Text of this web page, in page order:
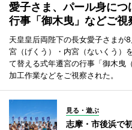
愛子さま、パール身に
行事「御木曳」などご視
天皇皇后両陛下の長女愛子さまが
宮（げくう）・内宮（ないくう）
て替える式年遷宮の行事「御木曳
加工作業などをご視察された。
見る・遊ぶ
志摩・市後浜で